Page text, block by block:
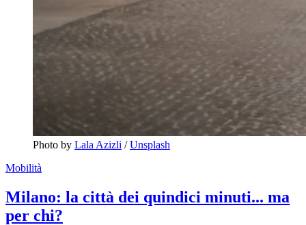
Photo by Lala Azizli / Unsplash
Mobilità
Milano: la città dei quindici minuti... ma
per chi?